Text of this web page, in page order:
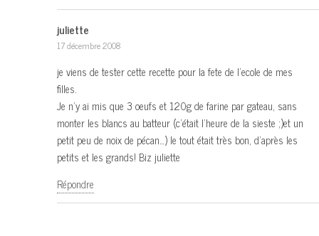
juliette
17 décembre 2008
je viens de tester cette recette pour la fete de l’ecole de mes
filles.
Je n’y ai mis que 3 oeufs et 120g de farine par gateau, sans
monter les blancs au batteur (c’était l’heure de la sieste ;)et un
petit peu de noix de pécan…) le tout était très bon, d’après les
petits et les grands! Biz juliette
Répondre